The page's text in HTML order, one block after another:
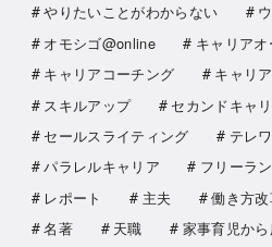
やりたいことがわからない
オモシゴ@online
キャリア
キャリアコーチング
キャリ
スキルアップ
セカンドキャ
セールスライティング
テレ
パラレルキャリア
フリーラ
レポート
主夫 働き方
名著
天職 家事育児か